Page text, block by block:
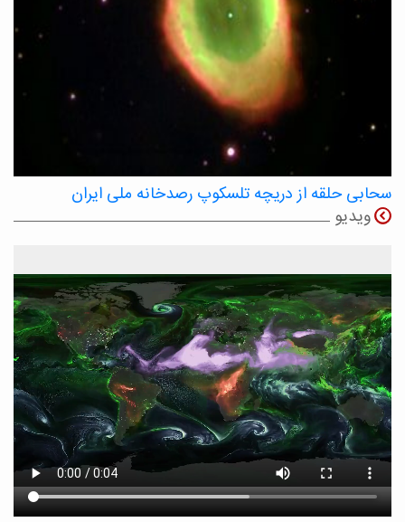
سحابی حلقه از دریچه تلسکوپ رصدخانه ملی ایران
ویدیو